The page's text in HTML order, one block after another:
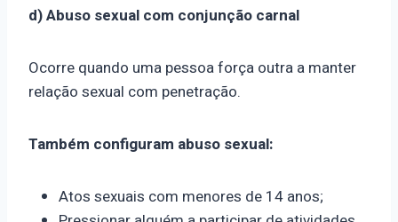
d) Abuso sexual com conjunção carnal
Ocorre quando uma pessoa força outra a manter
relação sexual com penetração.
Também configuram abuso sexual:
Atos sexuais com menores de 14 anos;